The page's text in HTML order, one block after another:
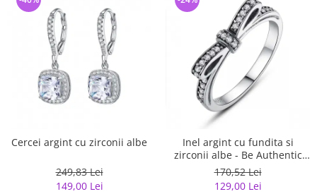
Cercei argint cu zirconii albe
249,83 Lei
149,00 Lei
Inel argint cu fundita si
zirconii albe - Be Authentic
IST0007
170,52 Lei
129,00 Lei